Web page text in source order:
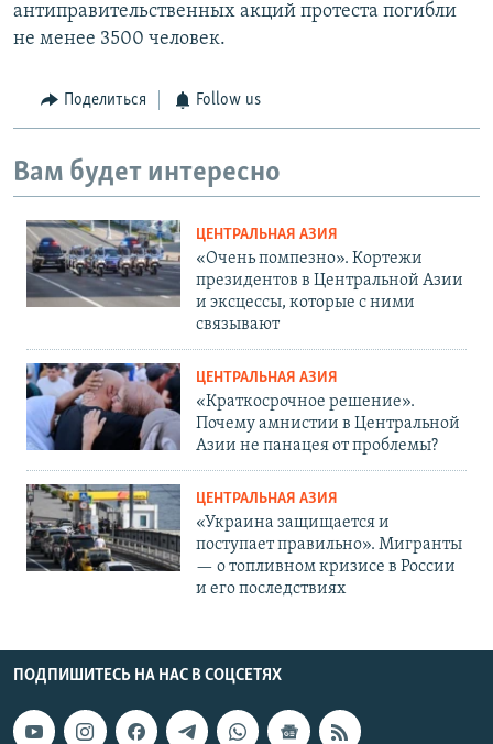
антиправительственных акций протеста погибли
не менее 3500 человек.
Поделиться Follow us
Вам будет интересно
ЦЕНТРАЛЬНАЯ АЗИЯ
«Очень помпезно». Кортежи
президентов в Центральной Азии
и эксцессы, которые с ними
связывают
ЦЕНТРАЛЬНАЯ АЗИЯ
«Краткосрочное решение».
Почему амнистии в Центральной
Азии не панацея от проблемы?
ЦЕНТРАЛЬНАЯ АЗИЯ
«Украина защищается и
поступает правильно». Мигранты
— о топливном кризисе в России
и его последствиях
ПОДПИШИТЕСЬ НА НАС В СОЦСЕТЯХ